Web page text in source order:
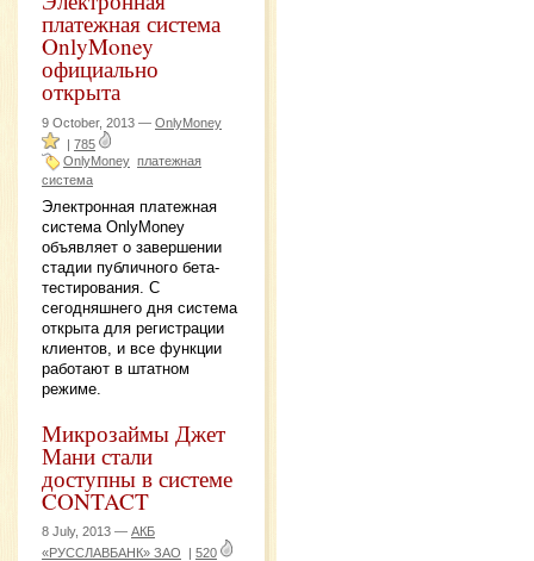
платежная система
OnlyMoney
официально
открыта
9 October, 2013 — OnlyMoney
| 785
OnlyMoney платежная
система
Электронная платежная
система OnlyMoney
объявляет о завершении
стадии публичного бета-
тестирования. С
сегодняшнего дня система
открыта для регистрации
клиентов, и все функции
работают в штатном
режиме.
Микрозаймы Джет
Мани стали
доступны в системе
CONTACT
8 July, 2013 — АКБ
«РУССЛАВБАНК» ЗАО
520